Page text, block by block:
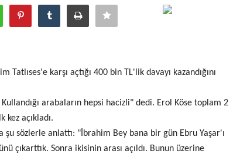
karşı açtığı 400 bin TL'lik davayı kazandığını
arabaların hepsi hacizli" dedi. Erol Köse toplam 2
açıkladı.
şu sözlerle anlattı: "İbrahim Bey bana bir gün Ebru Yaşar'ı
çıkarttık. Sonra ikisinin arası açıldı. Bunun üzerine